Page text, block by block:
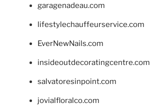
garagenadeau.com
lifestylechauffeurservice.com
EverNewNails.com
insideoutdecoratingcentre.com
salvatoresinpoint.com
jovialfloralco.com